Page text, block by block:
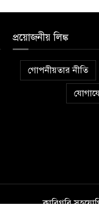
প্রয়োজনীয় লিঙ্ক
গোপনীয়তার নীতি
কারিগরি